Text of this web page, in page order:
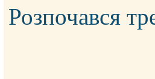
Розпочався